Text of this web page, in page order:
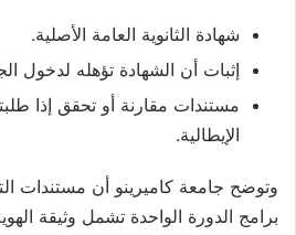
شهادة الثانوية العامة الأصلية.
إثبات أن الشهادة تؤهله لدخول
مستندات مقارنة أو تحقق إذا
الإيطالية.
وتوضح جامعة كاميرينو أن مستندات
برامج الدورة الواحدة تشمل وثيقة